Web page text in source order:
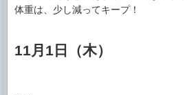
体重は、少し減ってキープ！
11月1日（木）